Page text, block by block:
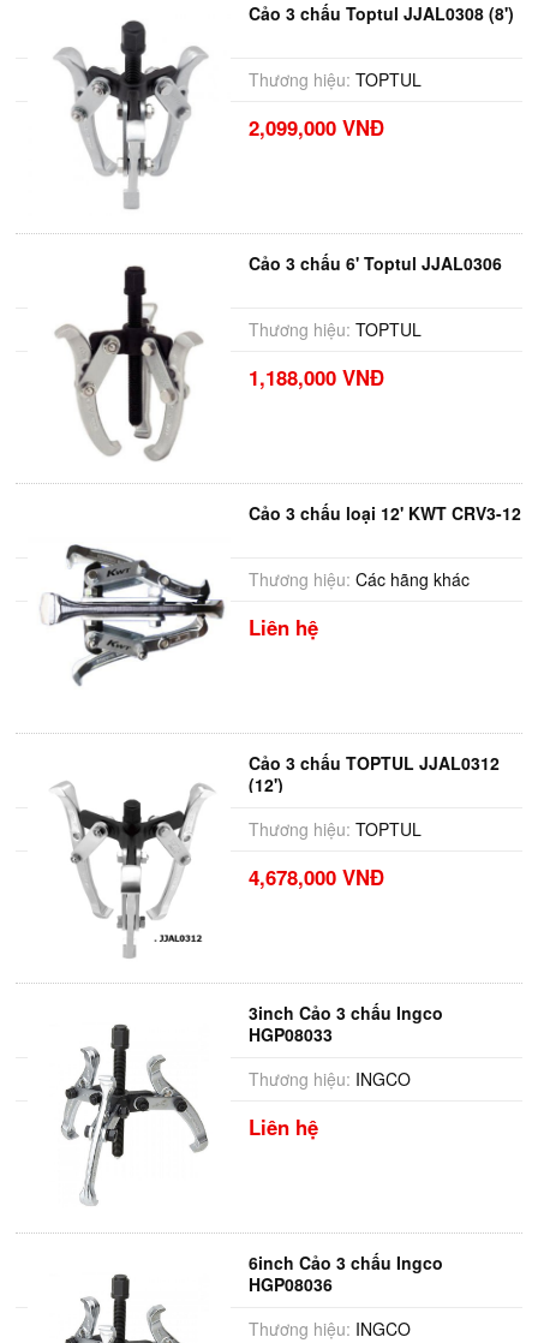
Cảo 3 chấu Toptul JJAL0308 (8')
Thương hiệu: TOPTUL
2,099,000 VNĐ
Cảo 3 chấu 6' Toptul JJAL0306
Thương hiệu: TOPTUL
1,188,000 VNĐ
Cảo 3 chấu loại 12' KWT CRV3-12
Thương hiệu: Các hãng khác
Liên hệ
Cảo 3 chấu TOPTUL JJAL0312
(12')
Thương hiệu: TOPTUL
4,678,000 VNĐ
3inch Cảo 3 chấu Ingco
HGP08033
Thương hiệu: INGCO
Liên hệ
6inch Cảo 3 chấu Ingco
HGP08036
Thương hiệu: INGCO